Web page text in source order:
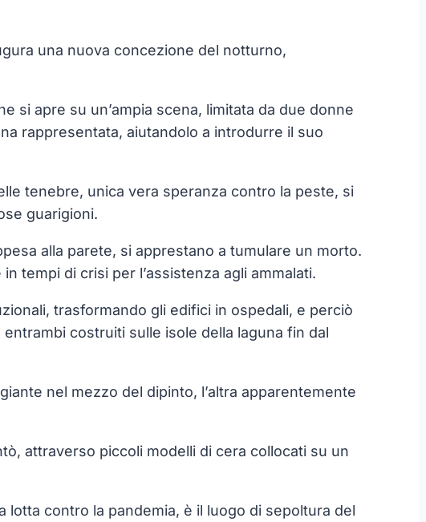
una nuova concezione del notturno,
si apre su un’ampia scena, limitata da due donne
rappresentata, aiutandolo a introdurre il suo
tenebre, unica vera speranza contro la peste, si
guarigioni.
alla parete, si apprestano a tumulare un morto.
tempi di crisi per l’assistenza agli ammalati.
trasformando gli edifici in ospedali, e perciò
costruiti sulle isole della laguna fin dal
nel mezzo del dipinto, l’altra apparentemente
attraverso piccoli modelli di cera collocati su un
lotta contro la pandemia, è il luogo di sepoltura del